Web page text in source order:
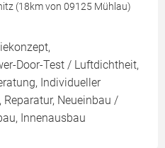
(18km von 09125 Mühlau)
Door-Test / Luftdichtheit,
Individueller
Neueinbau /
Innenausbau